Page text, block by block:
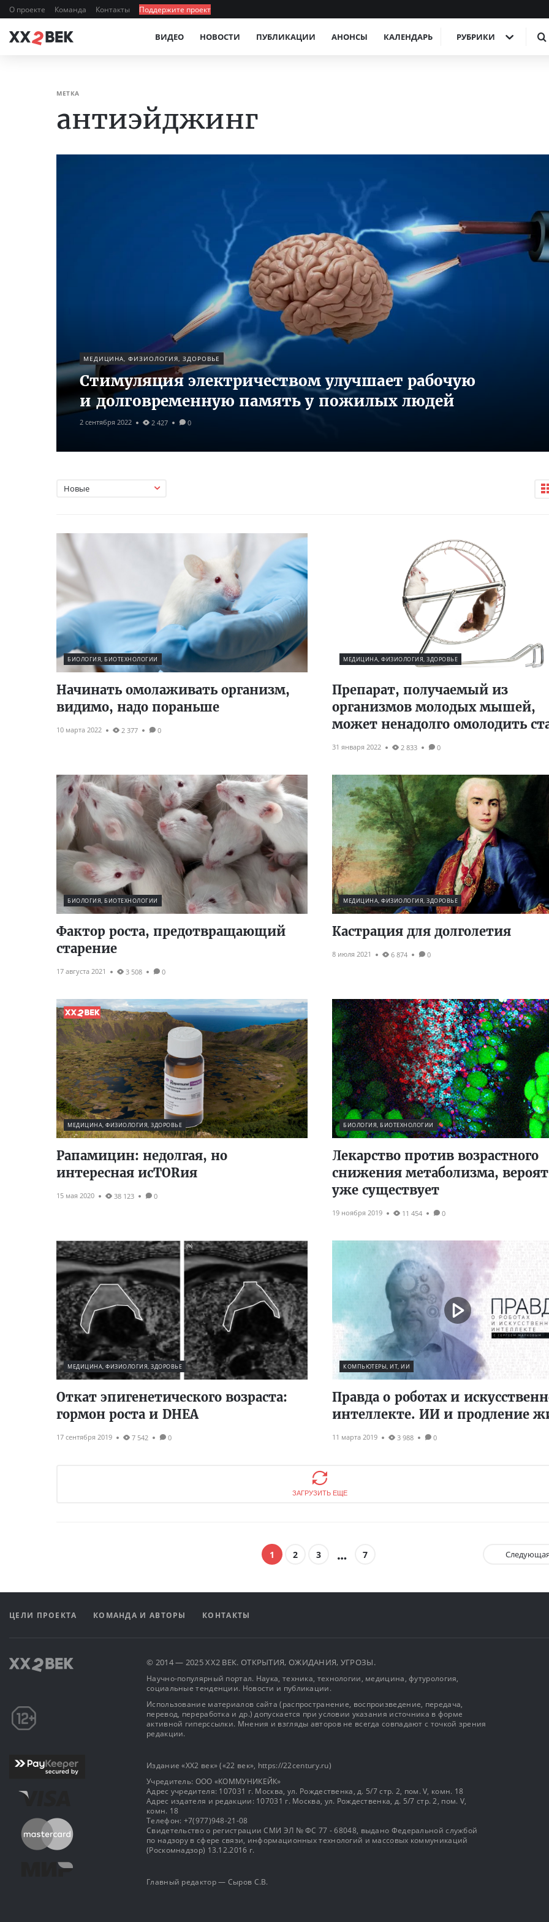
О проекте Команда Контакты Поддержите проект
ВИДЕО НОВОСТИ ПУБЛИКАЦИИ АНОНСЫ КАЛЕНДАРЬ РУБРИКИ
МЕТКА
антиэйджинг
МЕДИЦИНА, ФИЗИОЛОГИЯ, ЗДОРОВЬЕ
Стимуляция электричеством улучшает рабочую
и долговременную память у пожилых людей
2 сентября 2022 2 427 0
Новые
БИОЛОГИЯ, БИОТЕХНОЛОГИИ
Начинать омолаживать организм,
видимо, надо пораньше
10 марта 2022 2 377 0
МЕДИЦИНА, ФИЗИОЛОГИЯ, ЗДОРОВЬЕ
Препарат, получаемый из
организмов молодых мышей,
может ненадолго омолодить
31 января 2022 2 833 0
БИОЛОГИЯ, БИОТЕХНОЛОГИИ
Фактор роста, предотвращающий
старение
17 августа 2021 3 508 0
МЕДИЦИНА, ФИЗИОЛОГИЯ, ЗДОРОВЬЕ
Кастрация для долголетия
8 июля 2021 6 874 0
МЕДИЦИНА, ФИЗИОЛОГИЯ, ЗДОРОВЬЕ
Рапамицин: недолгая, но
интересная исTORия
15 мая 2020 38 123 0
БИОЛОГИЯ, БИОТЕХНОЛОГИИ
Лекарство против возрастного
снижения метаболизма,
уже существует
19 ноября 2019 11 454 0
МЕДИЦИНА, ФИЗИОЛОГИЯ, ЗДОРОВЬЕ
Откат эпигенетического возраста:
гормон роста и DHEA
17 сентября 2019 7 542 0
КОМПЬЮТЕРЫ, ИТ, ИИ
Правда о роботах и
интеллекте. ИИ и продление
11 марта 2019 3 988 0
ЗАГРУЗИТЬ ЕЩЕ
1 2 3 7
ЦЕЛИ ПРОЕКТА КОМАНДА И АВТОРЫ КОНТАКТЫ
© 2014 — 2025 XX2 ВЕК. ОТКРЫТИЯ, ОЖИДАНИЯ, УГРОЗЫ.
Научно-популярный портал. Наука, техника, технологии, медицина, футурология,
социальные тенденции. Новости и публикации.
Использование материалов сайта (распространение, воспроизведение, передача,
перевод, переработка и др.) допускается при условии указания источника в форме
активной гиперссылки. Мнения и взгляды авторов не всегда совпадают с точкой зрения
редакции.
Издание «XX2 век» («22 век», https://22century.ru)
Учредитель: OOO «КОММУНИКЕЙК»
Адрес учредителя: 107031 г. Москва, ул. Рождественка, д. 5/7 стр. 2, пом. V, комн. 18
Адрес издателя и редакции: 107031 г. Москва, ул. Рождественка, д. 5/7 стр. 2, пом. V,
комн. 18
Телефон: +7(977)948-21-08
Свидетельство о регистрации СМИ ЭЛ № ФС 77 - 68048, выдано Федеральной службой
по надзору в сфере связи, информационных технологий и массовых коммуникаций
(Роскомнадзор) 13.12.2016 г.
Главный редактор — Сыров С.В.